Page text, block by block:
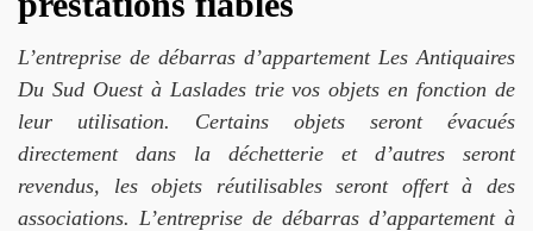
L’entreprise de débarras d’appartement Les Antiquaires
Du Sud Ouest à Laslades trie vos objets en fonction de
leur utilisation. Certains objets seront évacués
directement dans la déchetterie et d’autres seront
revendus, les objets réutilisables seront offert à des
associations. L’entreprise de débarras d’appartement à